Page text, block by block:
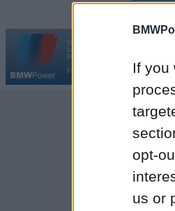
If you
opt-
us or
Vortāls BMWPower.lv darbojas
kopš 2002. gada 14. maija. Tas nav
BMW AG.
Par BMWPower
|Reklāma